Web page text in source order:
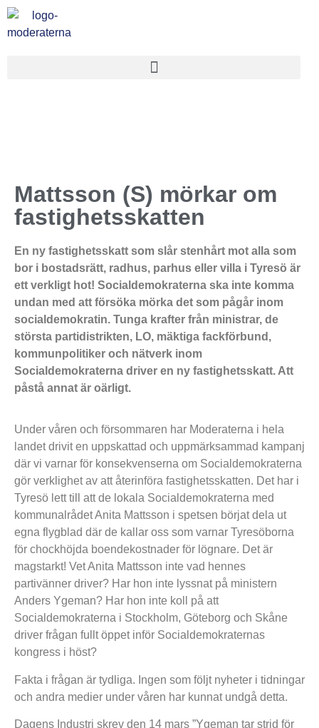
Mattsson (S) mörkar om
fastighetsskatten
En ny fastighetsskatt som slår stenhårt mot alla som
bor i bostadsrätt, radhus, parhus eller villa i Tyresö är
ett verkligt hot! Socialdemokraterna ska inte komma
undan med att försöka mörka det som pågår inom
socialdemokratin. Tunga krafter från ministrar, de
största partidistrikten, LO, mäktiga fackförbund,
kommunpolitiker och nätverk inom
Socialdemokraterna driver en ny fastighetsskatt. Att
påstå annat är oärligt.
Under våren och försommaren har Moderaterna i hela
landet drivit en uppskattad och uppmärksammad kampanj
där vi varnar för konsekvenserna om Socialdemokraterna
gör verklighet av att återinföra fastighetsskatten. Det har i
Tyresö lett till att de lokala Socialdemokraterna med
kommunalrådet Anita Mattsson i spetsen börjat dela ut
egna flygblad där de kallar oss som varnar Tyresöborna
för chockhöjda boendekostnader för lögnare. Det är
magstarkt! Vet Anita Mattsson inte vad hennes
partivänner driver? Har hon inte lyssnat på ministern
Anders Ygeman? Har hon inte koll på att
Socialdemokraterna i Stockholm, Göteborg och Skåne
driver frågan fullt öppet inför Socialdemokraternas
kongress i höst?
Fakta i frågan är tydliga. Ingen som följt nyheter i tidningar
och andra medier under våren har kunnat undgå detta.
Dagens Industri skrev den 14 mars ”Ygeman tar strid för